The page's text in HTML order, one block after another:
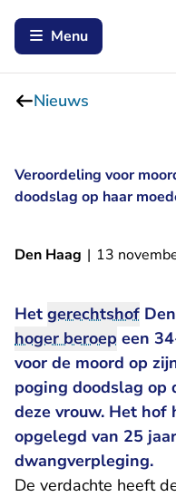
Menu
Nieuws
Veroordeling voor
doodslag op haar
Den Haag | 13
Het gerechtshof
hoger beroep een
voor de moord op
poging doodslag op
deze vrouw. Het hof
opgelegd van 25
dwangverpleging.
De verdachte heeft